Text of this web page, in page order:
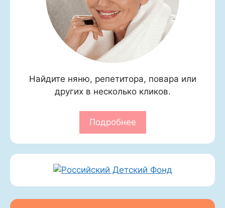
Найдите няню, репетитора, повара или
других в несколько кликов.
Подробнее